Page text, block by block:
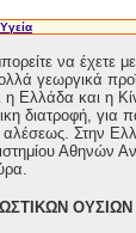
Υγεία
να έχετε
γεωργικά
Ελλάδα και η
διατροφή, για
αλέσεως. Στην
Αθηνών
ΟΥΣΙΩΝ